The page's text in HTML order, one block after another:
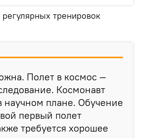
тренировок
Полет в космос —
Космонавт
научном плане. Обучение
первый полет
требуется хорошее